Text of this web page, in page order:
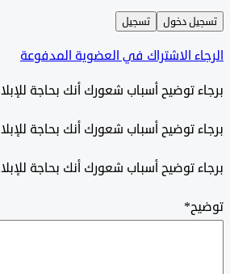
دخول تسجيل
الاشتراك في العضوية المدفوعة
توضيح أسباب شعورك أنك بحاجة للإبلاغ عن
توضيح أسباب شعورك أنك بحاجة للإبلاغ عن
توضيح أسباب شعورك أنك بحاجة للإبلاغ
*